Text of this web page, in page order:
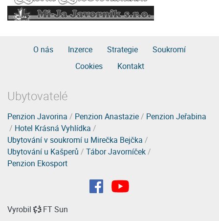
O nás Inzerce Strategie
Soukromí
Cookies
Kontakt
Ubytovatelé
Penzion Javorina / Penzion Anastazie/ Penzion Jeřabina
/ Hotel Krásná Vyhlídka /
Ubytování v soukromí u Mirečka Bejčka /
Ubytování u Kašperů / Tábor Javorníček/
Penzion Ekosport
Vyrobil FT Sun